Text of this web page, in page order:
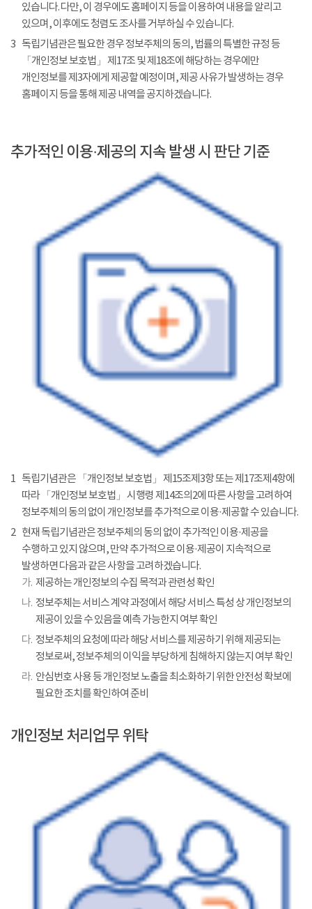
있습니다. 다만, 이 경우에도 홈페이지 등을 이용하여 내용을 알리고
있으며, 이후에도 청렴도 조사를 거부하실 수 있습니다.
3 독립기념관은 필요한 경우 정보주체의 동의, 법률의 특별한 규정 등
「개인정보 보호법」 제17조 및 제18조에 해당하는 경우에만
개인정보를 제3자에게 제공할 예정이며, 제공 사유가 발생하는 경우
홈페이지 등을 통해 제공 내역을 공지하겠습니다.
추가적인 이용·제공의 지속 발생 시 판단 기준
1 독립기념관은 「개인정보 보호법」 제15조제3항 또는 제17조제4항에
따라 「개인정보 보호법」 시행령 제14조의2에 따른 사항을 고려하여
정보주체의 동의 없이 개인정보를 추가적으로 이용·제공할 수 있습니다.
2 현재 독립기념관은 정보주체의 동의 없이 추가적인 이용·제공을
수행하고 있지 않으며, 만약 추가적으로 이용·제공이 지속적으로
발생하면 다음과 같은 사항을 고려하겠습니다.
가. 제공하는 개인정보의 수집 목적과 관련성 확인
나. 정보주체는 서비스 계약 과정에서 해당 서비스 특성 상 개인정보의
제공이 있을 수 있음을 예측 가능한지 여부 확인
다. 정보주체의 요청에 따라 해당 서비스를 제공하기 위해 제공되는
정보로써, 정보주체의 이익을 부당하게 침해하지 않는지 여부 확인
라. 안심번호 사용 등 개인정보 노출을 최소화하기 위한 안전성 확보에
필요한 조치를 확인하여 준비
개인정보 처리업무 위탁